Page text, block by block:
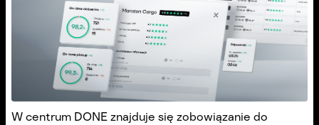
W centrum DONE znajduje się zobowiązanie do